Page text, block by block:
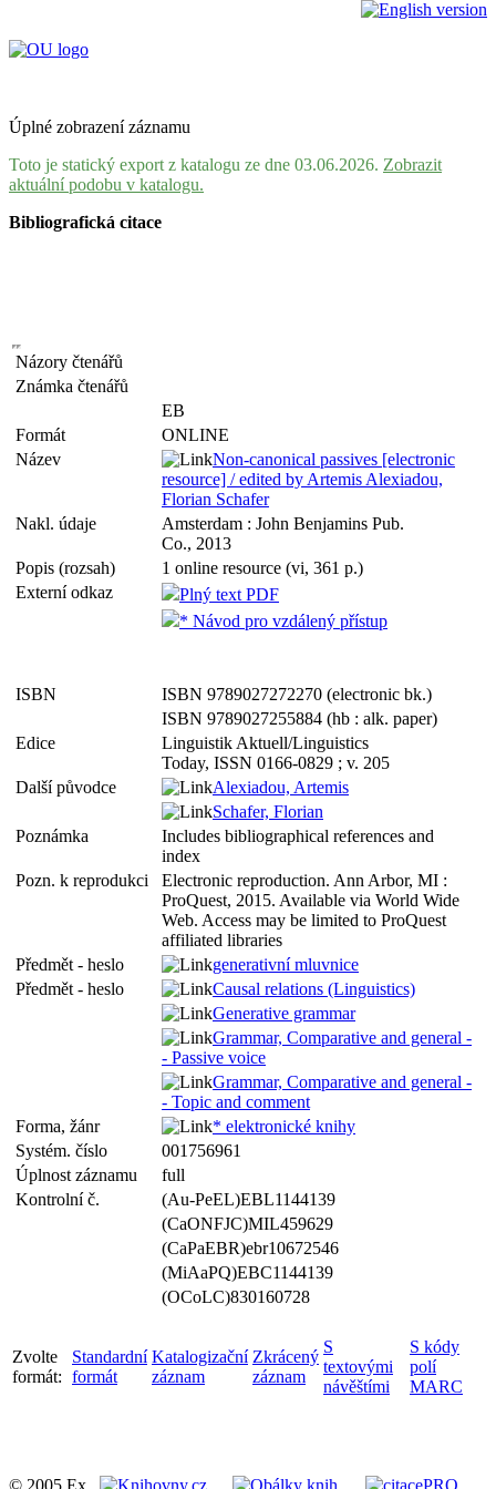
Úplné zobrazení záznamu
Toto je statický export z katalogu ze dne 03.06.2026. Zobrazit
aktuální podobu v katalogu.
Bibliografická citace
Názory čtenářů
Známka čtenářů
EB
Formát
ONLINE
Název
Non-canonical passives [electronic
resource] / edited by Artemis Alexiadou,
Florian Schafer
Nakl. údaje
Amsterdam : John Benjamins Pub.
Co., 2013
Popis (rozsah)
1 online resource (vi, 361 p.)
Externí odkaz
Plný text PDF
* Návod pro vzdálený přístup
ISBN
ISBN 9789027272270 (electronic bk.)
ISBN 9789027255884 (hb : alk. paper)
Edice
Linguistik Aktuell/Linguistics
Today, ISSN 0166-0829 ; v. 205
Další původce
Alexiadou, Artemis
Schafer, Florian
Poznámka
Includes bibliographical references and
index
Pozn. k reprodukci
Electronic reproduction. Ann Arbor, MI :
ProQuest, 2015. Available via World Wide
Web. Access may be limited to ProQuest
affiliated libraries
Předmět - heslo
generativní mluvnice
Předmět - heslo
Causal relations (Linguistics)
Generative grammar
Grammar, Comparative and general -
- Passive voice
Grammar, Comparative and general -
- Topic and comment
Forma, žánr
* elektronické knihy
Systém. číslo
001756961
Úplnost záznamu
full
Kontrolní č.
(Au-PeEL)EBL1144139
(CaONFJC)MIL459629
(CaPaEBR)ebr10672546
(MiAaPQ)EBC1144139
(OCoLC)830160728
Zvolte
formát:
Standardní
formát
Katalogizační
záznam
Zkrácený
záznam
S
textovými
návěštími
S kódy
polí
MARC
© 2005 Ex